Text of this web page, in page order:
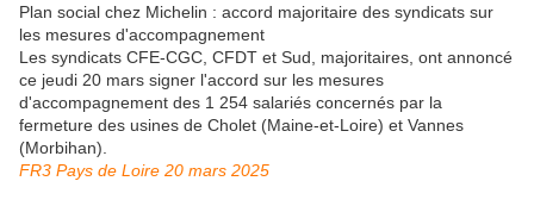
Plan social chez Michelin : accord majoritaire des syndicats sur
les mesures d'accompagnement
Les syndicats CFE-CGC, CFDT et Sud, majoritaires, ont annoncé
ce jeudi 20 mars signer l'accord sur les mesures
d'accompagnement des 1 254 salariés concernés par la
fermeture des usines de Cholet (Maine-et-Loire) et Vannes
(Morbihan).
FR3 Pays de Loire 20 mars 2025